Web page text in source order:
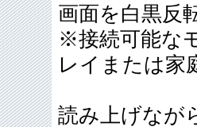
画面を白黒反
※接続可能な
レイまたは家
読み上げなが